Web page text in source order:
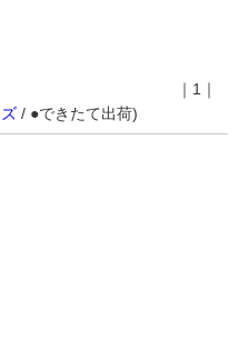
｜1｜
/ ●できたて出荷)